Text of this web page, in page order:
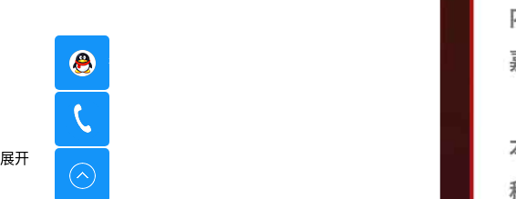
在线咨询
展开